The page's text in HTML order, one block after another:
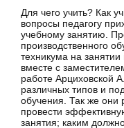
Для чего учить? Как
вопросы педагогу
учебному занятию.
производственного
техникума на
вместе с
работе Арциховской
различных типов и
обучения. Так же они
провести
занятия; каким